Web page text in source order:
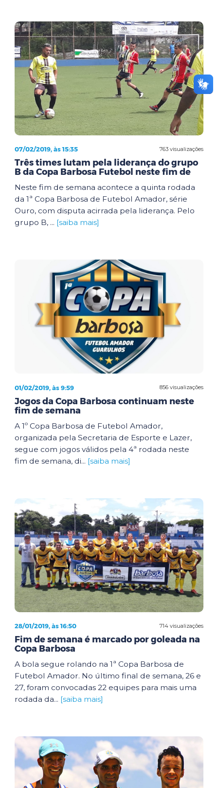
763 visualizações
07/02/2019, às 15:35
Três times lutam pela liderança do grupo
B da Copa Barbosa Futebol neste fim de
Neste fim de semana acontece a quinta rodada
da 1ª Copa Barbosa de Futebol Amador, série
Ouro, com disputa acirrada pela liderança. Pelo
grupo B, ... [saiba mais]
856 visualizações
01/02/2019, às 9:59
Jogos da Copa Barbosa continuam neste
fim de semana
A 1º Copa Barbosa de Futebol Amador,
organizada pela Secretaria de Esporte e Lazer,
segue com jogos válidos pela 4ª rodada neste
fim de semana, di... [saiba mais]
714 visualizações
28/01/2019, às 16:50
Fim de semana é marcado por goleada na
Copa Barbosa
A bola segue rolando na 1ª Copa Barbosa de
Futebol Amador. No último final de semana, 26 e
27, foram convocadas 22 equipes para mais uma
rodada da... [saiba mais]